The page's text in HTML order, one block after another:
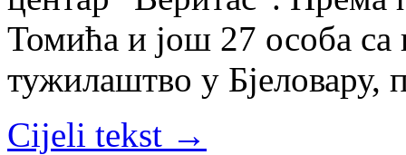
Томића и још 27 особа са
тужилаштво у Бјеловару,
Cijeli tekst →